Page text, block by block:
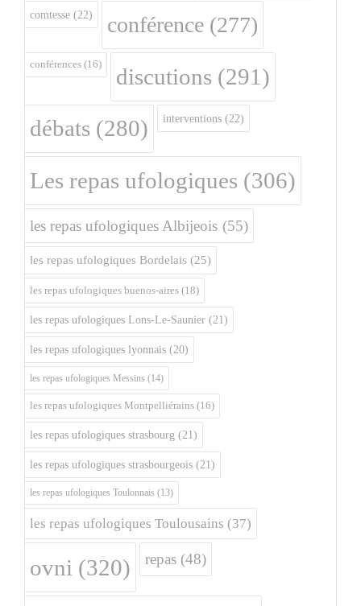
comtesse (22) conférence (277)
conférences (16) discutions (291)
débats (280) interventions (22)
Les repas ufologiques (306)
les repas ufologiques Albijeois (55)
les repas ufologiques Bordelais (25)
les repas ufologiques buenos-aires (18)
les repas ufologiques Lons-Le-Saunier (21)
les repas ufologiques lyonnais (20)
les repas ufologiques Messins (14)
les repas ufologiques Montpelliérains (16)
les repas ufologiques strasbourg (21)
les repas ufologiques strasbourgeois (21)
les repas ufologiques Toulonnais (13)
les repas ufologiques Toulousains (37)
ovni (320) repas (48)